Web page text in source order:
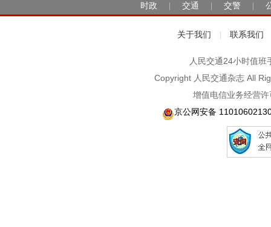
时政 交通 交警
关于我们 联系我们
人民交通24小时值
Copyright 人民交通杂志 All
增值电信业务经营
京公网安备